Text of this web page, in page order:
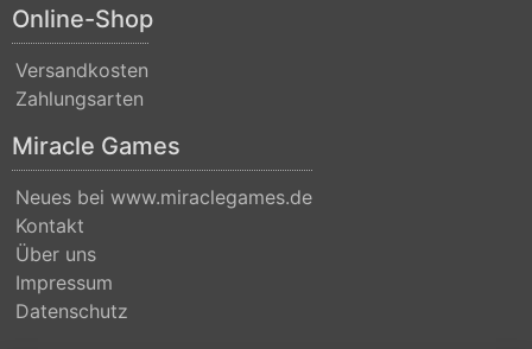
Arena
Promos
Avacyn
Restored
Baldurs
Gate:
Commander
Baldurs
Online-Shop
Versandkosten
Zahlungsarten
Miracle Games
Neues bei www.miraclegames.de
Kontakt
Über uns
Impressum
Datenschutz